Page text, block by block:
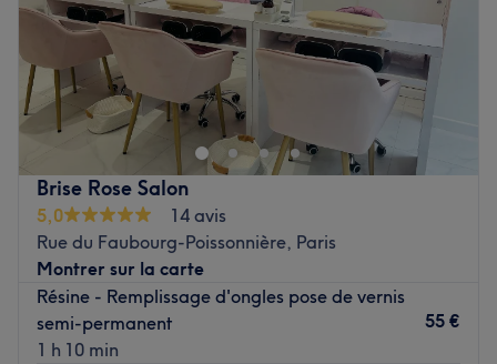
Dimanche
11:00–
Bienvenue chez U&MI NAILS, votre salon de référence
pour prendre soin de vous de la tête aux pieds. Situé
dans le 2ᵉ arrondissement de Paris, une équipe experte
vous accueille dans un cadre moderne et chaleureux pour
vous offrir une expérience beauté complète.
Transport public le plus proche
Le métro Bonne Nouvelle est à quatre minutes à pied du
salon.
L'équipe
L’équipe vous invite à un moment de beauté et de
Brise Rose Salon
5,0
14 avis
Rue du Faubourg-Poissonnière, Paris
Montrer sur la carte
Résine - Remplissage d'ongles pose de vernis
semi-permanent
1 h 10 min
55 €